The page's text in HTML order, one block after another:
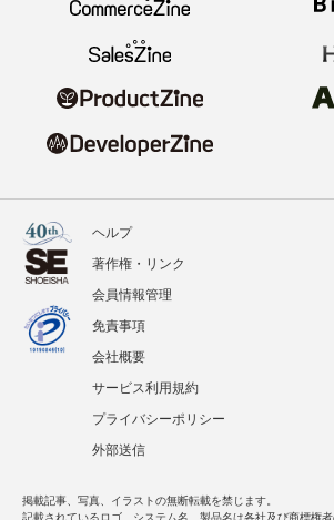
ヘルプ
著作権・リンク
会員情報管理
免責事項
会社概要
サービス利用規約
プライバシーポリシー
外部送信
掲載記事、写真、イラストの無断転載を禁じます。